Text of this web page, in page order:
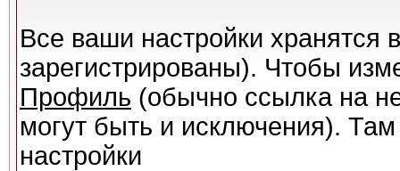
Все ваши настройки хранятся
зарегистрированы). Чтобы
Профиль (обычно ссылка на
могут быть и исключения).
настройки